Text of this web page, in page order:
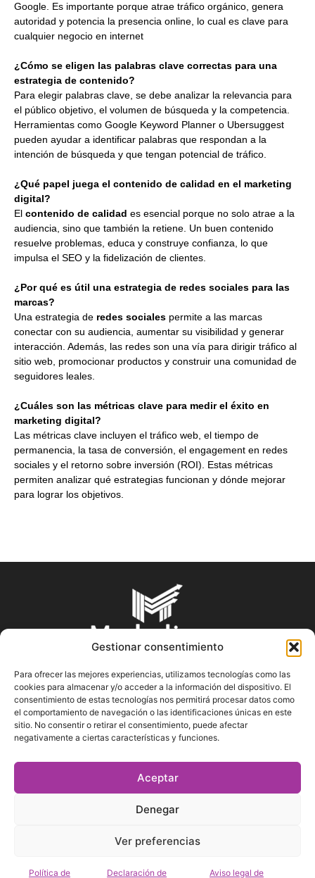
Gestionar consentimiento
Para ofrecer las mejores experiencias, utilizamos tecnologías como las
cookies para almacenar y/o acceder a la información del dispositivo. El
consentimiento de estas tecnologías nos permitirá procesar datos como
el comportamiento de navegación o las identificaciones únicas en este
sitio. No consentir o retirar el consentimiento, puede afectar
negativamente a ciertas características y funciones.
Aceptar
Denegar
Ver preferencias
Política de Declaración de Aviso legal de
Google. Es importante porque atrae tráfico orgánico, genera
autoridad y potencia la presencia online, lo cual es clave para
cualquier negocio en internet
¿Cómo se eligen las palabras clave correctas para una
estrategia de contenido?
Para elegir palabras clave, se debe analizar la relevancia para
el público objetivo, el volumen de búsqueda y la competencia.
Herramientas como Google Keyword Planner o Ubersuggest
pueden ayudar a identificar palabras que respondan a la
intención de búsqueda y que tengan potencial de tráfico.
¿Qué papel juega el contenido de calidad en el marketing
digital?
El contenido de calidad es esencial porque no solo atrae a la
audiencia, sino que también la retiene. Un buen contenido
resuelve problemas, educa y construye confianza, lo que
impulsa el SEO y la fidelización de clientes.
¿Por qué es útil una estrategia de redes sociales para las
marcas?
Una estrategia de redes sociales permite a las marcas
conectar con su audiencia, aumentar su visibilidad y generar
interacción. Además, las redes son una vía para dirigir tráfico al
sitio web, promocionar productos y construir una comunidad de
seguidores leales.
¿Cuáles son las métricas clave para medir el éxito en
marketing digital?
Las métricas clave incluyen el tráfico web, el tiempo de
permanencia, la tasa de conversión, el engagement en redes
sociales y el retorno sobre inversión (ROI). Estas métricas
permiten analizar qué estrategias funcionan y dónde mejorar
para lograr los objetivos.
SOBRE NOSOTROS
En Marketin.es encontrarás la más actualizada y veraz
información sobre el mundo del marketing; consejos
SÍGUENOS